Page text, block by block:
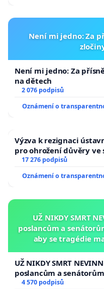
Není mi jedno: Za
Není mi jedno: Za
na dětech
2 076 podpisů
Oznámení o
Výzva k rezignaci
pro ohrožení důvěry ve
17 276 podpisů
Oznámení o
UŽ NIKDY SMRT
poslancům a
aby se tragédie
UŽ NIKDY SMRT
poslancům a
aby se tragédie malé
4 570 podpisů